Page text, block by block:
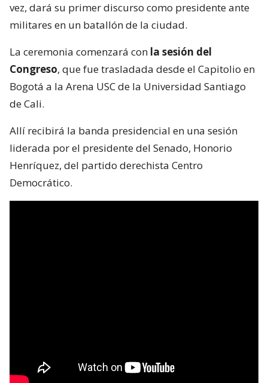
vez, dará su primer discurso como presidente ante
militares en un batallón de la ciudad.
La ceremonia comenzará con la sesión del
Congreso, que fue trasladada desde el Capitolio en
Bogotá a la Arena USC de la Universidad Santiago
de Cali.
Allí recibirá la banda presidencial en una sesión
liderada por el presidente del Senado, Honorio
Henríquez, del partido derechista Centro
Democrático.